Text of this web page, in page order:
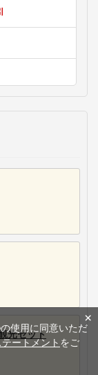
光セット
×
使用に同意いただ
ートメント をご